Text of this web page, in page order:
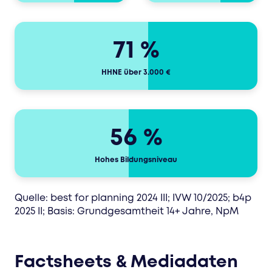
71 %
HHNE über 3.000 €
56 %
Hohes Bildungsniveau
Quelle: best for planning 2024 III; IVW 10/2025; b4p
2025 II; Basis: Grundgesamtheit 14+ Jahre, NpM
Factsheets & Mediadaten